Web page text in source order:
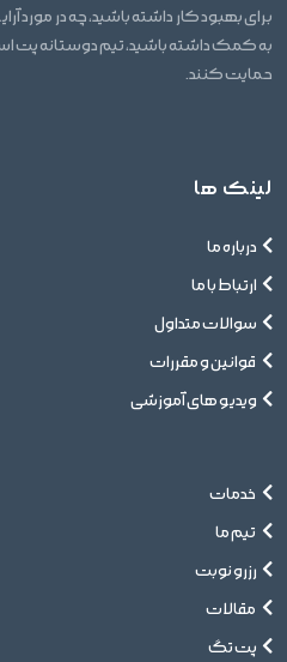
برای بهبود کار داشته باشید، چه در
به کمک داشته باشید، تیم دوستانه پت
حمایت کنند.
لینک ها
درباره ما
ارتباط با ما
سوالات متداول
قوانین و مقررات
ویدیو های آموزشی
خدمات
تیم ما
رزرو نوبت
مقالات
پت تگ